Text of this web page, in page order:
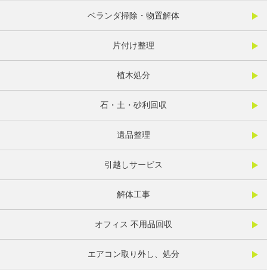
ベランダ掃除・物置解体
片付け整理
植木処分
石・土・砂利回収
遺品整理
引越しサービス
解体工事
オフィス 不用品回収
エアコン取り外し、処分